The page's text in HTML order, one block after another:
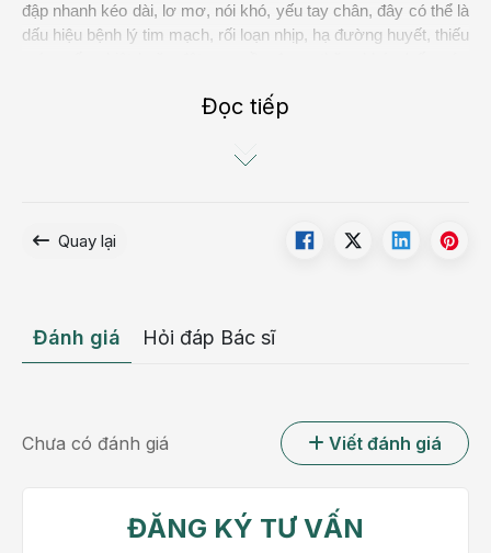
đập nhanh kéo dài, lơ mơ, nói khó, yếu tay chân, đây có thể là
dấu hiệu bệnh lý tim mạch, rối loạn nhịp, hạ đường huyết, thiếu
Đội ngũ bác sĩ chuyên khoa Nội tổng
Tóm tắt nhanh bài viết
Đọc tiếp
Quay lại
Đánh giá Hỏi đáp Bác sĩ
Chưa có đánh giá Viết đánh giá
ĐĂNG KÝ TƯ VẤN